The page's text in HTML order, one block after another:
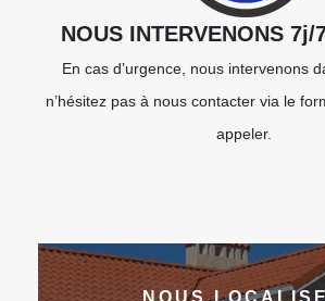
NOUS INTERVENONS 7j/
En cas d’urgence, nous intervenons
n’hésitez pas à nous contacter via le
appeler.
NOUS